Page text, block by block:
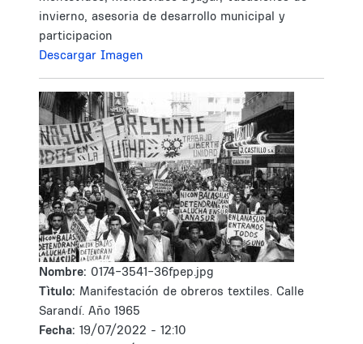
invierno, asesoria de desarrollo municipal y
participacion
Descargar Imagen
Nombre: 0174-3541-36fpep.jpg
Tìtulo: Manifestación de obreros textiles. Calle
Sarandí. Año 1965
Fecha: 19/07/2022 - 12:10